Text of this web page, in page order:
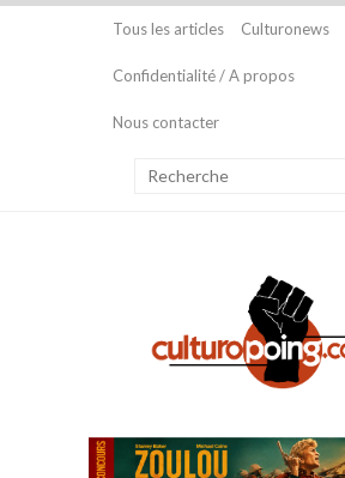
Tous les articles Culturonews
Confidentialité / A propos
Nous contacter